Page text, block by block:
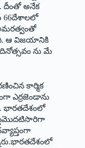
దీంతో అనేక
66దేశాలలో
ఆ విజయానికి
ను మే
కార్మిక
ఎర్రజెండాను
భారతదేశంలో